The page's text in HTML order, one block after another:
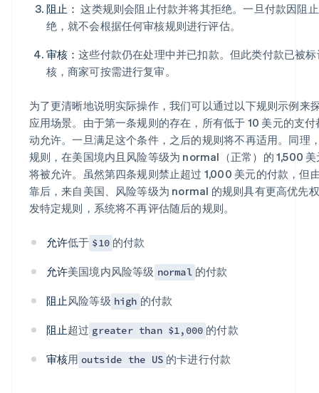
阻止： 这类规则会阻止付款并将其拒绝。一旦付款因阻
绝，就不会根据任何审核规则进行评估。
审核：这些付款仍在处理中并已扣款。但此类付款已被
核，商家可按需进行复审。
为了更清晰地说明实际操作，我们可以通过以下规则示例来
应用场景。由于第一条规则的存在，所有低于 10 美元的支
动允许。一旦满足这个条件，之后的规则将不再适用。同理
规则，在美国境内且风险等级为 normal（正常）的 1,500
将被允许。虽然第四条规则禁止超过 1,000 美元的付款，但
靠后，来自美国、风险等级为 normal 的规则具有更高优先
发特定规则，系统将不再评估随后的规则。
允许低于 $10 的付款
允许美国境内风险等级 normal 的付款
阻止 风险等级 high 的付款
阻止超过 greater than $1,000 的付款
审核用 outside the US 的卡进行付款